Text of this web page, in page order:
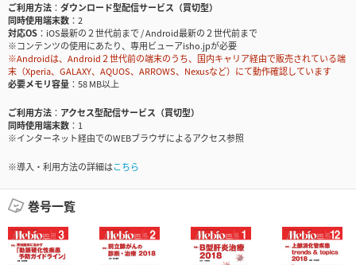
ご利用方法
ダウンロード型配信サービス（買切型）
同時使用端末数
2
対応OS
iOS最新の２世代前まで / Android最新の２世代前まで
※コンテンツの使用にあたり、専用ビューアisho.jpが必要
※Androidは、Android２世代前の端末のうち、国内キャリア経由で販売されている端
末（Xperia、GALAXY、AQUOS、ARROWS、Nexusなど）にて動作確認しています
必要メモリ容量
58 MB以上
ご利用方法
アクセス型配信サービス（買切型）
同時使用端末数
1
※インターネット経由でのWEBブラウザによるアクセス参照
※導入・利用方法の詳細はこちら
巻号一覧